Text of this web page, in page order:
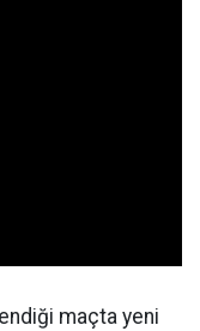
maçta yeni